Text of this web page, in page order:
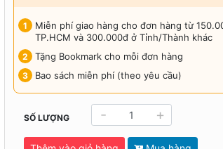
Miễn phí giao hàng cho đơn hàng từ
TP.HCM và 300.000đ ở Tỉnh/Thành khác
Tặng Bookmark cho mỗi đơn hàng
Bao sách miễn phí (theo yêu cầu)
SỐ LƯỢNG - +